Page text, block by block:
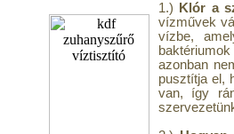
1.)
Klór a
vízművek
vízbe,
azonban
pusztítja el,
van, így